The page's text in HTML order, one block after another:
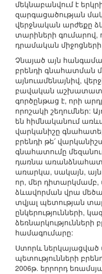
մեկնաբանվում է
զարգացածության
վերջնական արժեքը
տարիների գումարով,
դրամական
Չնայած այն
բրենդի գնահատման
այնուամենայնիվ,
բավական
գործընթաց է, որի
որոշակի շեղումներ:
են հիմնականում
վարկանիշը
բրենդի թե՛
գնահատումը
դառնա
առարկա, սակայն,
որ, մեր դիտարկմամբ,
ձևավորման վրա
տվյալ պետության
ընկերությունների,
ձեռնարկությունների
համագումարը:
Ստորև ներկայացված
պետությունների
2006թ. երրորդ